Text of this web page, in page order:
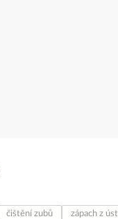
čištění zubů zápach z úst